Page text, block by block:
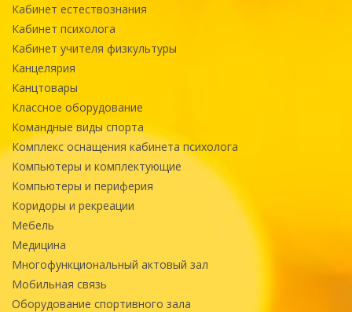
Кабинет естествознания
Кабинет психолога
Кабинет учителя физкультуры
Канцелярия
Канцтовары
Классное оборудование
Командные виды спорта
Комплекс оснащения кабинета психолога
Компьютеры и комплектующие
Компьютеры и периферия
Коридоры и рекреации
Мебель
Медицина
Многофункциональный актовый зал
Мобильная связь
Оборудование спортивного зала